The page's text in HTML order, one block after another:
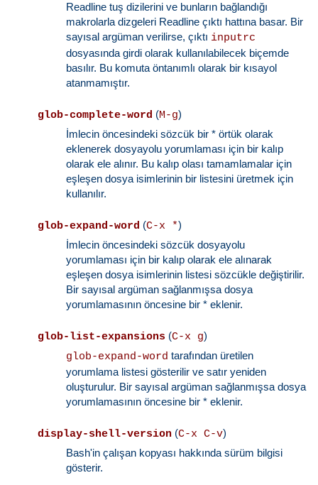
Readline tuş dizilerini ve bunların bağlandığı
makrolarla dizgeleri Readline çıktı hattına basar. Bir
sayısal argüman verilirse, çıktı inputrc
dosyasında girdi olarak kullanılabilecek biçemde
basılır. Bu komuta öntanımlı olarak bir kısayol
atanmamıştır.
glob-complete-word (M-g)
İmlecin öncesindeki sözcük bir * örtük olarak
eklenerek dosyayolu yorumlaması için bir kalıp
olarak ele alınır. Bu kalıp olası tamamlamalar için
eşleşen dosya isimlerinin bir listesini üretmek için
kullanılır.
glob-expand-word (C-x *)
İmlecin öncesindeki sözcük dosyayolu
yorumlaması için bir kalıp olarak ele alınarak
eşleşen dosya isimlerinin listesi sözcükle değiştirilir.
Bir sayısal argüman sağlanmışsa dosya
yorumlamasının öncesine bir * eklenir.
glob-list-expansions (C-x g)
glob-expand-word tarafından üretilen
yorumlama listesi gösterilir ve satır yeniden
oluşturulur. Bir sayısal argüman sağlanmışsa dosya
yorumlamasının öncesine bir * eklenir.
display-shell-version (C-x C-v)
Bash'in çalışan kopyası hakkında sürüm bilgisi
gösterir.